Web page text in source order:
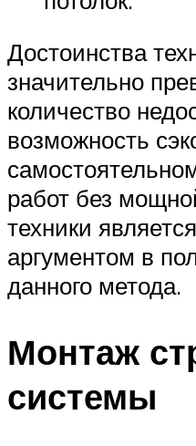
Достоинства
значительно
количество
возможность
работ без
техники
аргументом в
данного метода.
Монтаж
системы